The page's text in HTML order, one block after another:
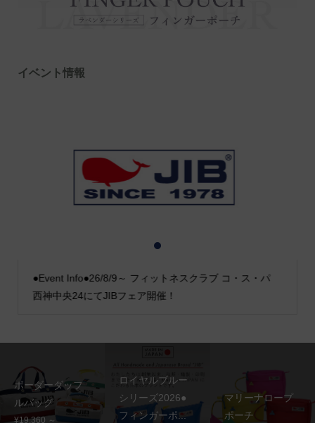
イベント情報
●Event Info●26/8/9～ フィットネスクラブ コ・ス・パ
西神中央24にてJIBフェア開催！
2
ボーダーダッフ
ルバッグ
¥19,360 ～
ロイヤルブルー
シリーズ2026●
フィンガーポ...
マリーナロープ
ポーチ